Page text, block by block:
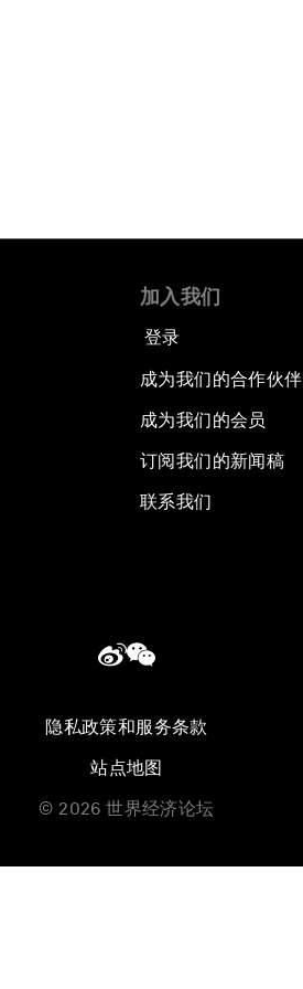
加入我们
登录
成为我们的合作伙伴
成为我们的会员
订阅我们的新闻稿
联系我们
隐私政策和服务条款
站点地图
© 2026 世界经济论坛